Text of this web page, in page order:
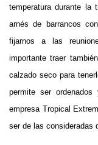
temperatura durante la
arnés de barrancos
fijarnos a las
importante traer
calzado seco para
permite ser
empresa Tropical
ser de las consideradas